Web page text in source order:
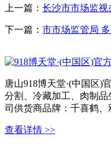
上一篇： 长沙市市场监视
下一篇： 市市场监管局
唐山918博天堂·(中国区)
分割、冷藏加工、肉制
司供货商品牌：千喜鹤
查看详情 >>